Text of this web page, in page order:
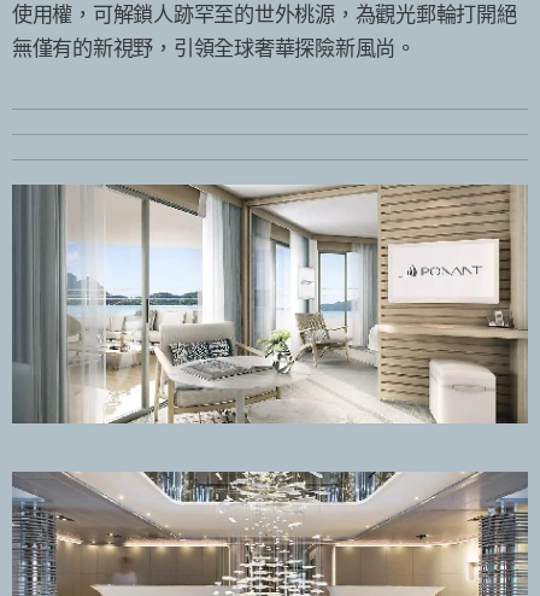
使用權，可解鎖人跡罕至的世外桃源，為觀光郵輪打開絕
無僅有的新視野，引領全球奢華探險新風尚。